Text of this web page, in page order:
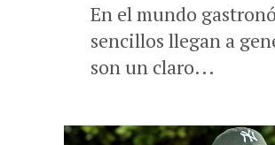
En el mundo
sencillos llegan a
son un claro...